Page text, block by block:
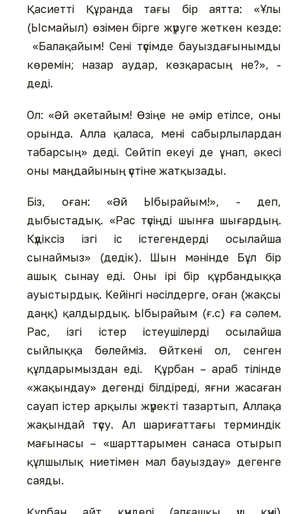
Қасиетті Құранда тағы бір аятта: «Ұлы
(Ысмайыл) өзімен бірге жүруге жеткен кезде:
«Балақайым! Сені түсімде бауыздағынымды
көремін; назар аудар, көзқарасың не?», -
деді.
Ол: «Әй әкетайым! Өзіңе не әмір етілсе, оны
орында. Алла қаласа, мені сабырлылардан
табарсың» деді. Сөйтіп екеуі де ұнап, әкесі
оны маңдайының үстіне жатқызады.
Біз, оған: «Әй Ыбырайым!», - деп,
дыбыстадық. «Рас түсіңді шынға шығардың.
Күдіксіз ізгі іс істегендерді осылайша
сынаймыз» (дедік). Шын мәнінде Бұл бір
ашық сынау еді. Оны ірі бір құрбандыққа
ауыстырдық. Кейінгі нәсілдерге, оған (жақсы
даңқ) қалдырдық. Ыбырайым (ғ.с) ға сәлем.
Рас, ізгі істер істеушілерді осылайша
сыйлыққа бөлейміз. Өйткені ол, сенген
құлдарымыздан еді. Құрбан – араб тілінде
«жақындау» дегенді білдіреді, яғни жасаған
сауап істер арқылы жүректі тазартып, Аллақа
жақындай түсу. Ал шариғаттағы терминдік
мағынасы – «шарттарымен санаса отырып
құлшылық ниетімен мал бауыздау» дегенге
саяды.